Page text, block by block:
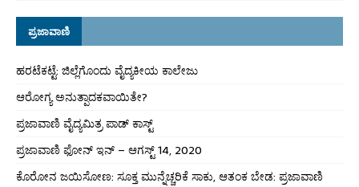
ಪ್ರಜಾವಾಣಿ
ಹರಟೆಕಟ್ಟೆ: ಜಿಲ್ಲೆಗೊಂದು ವೈದ್ಯಕೀಯ ಕಾಲೇಜು
ಆರೋಗ್ಯ ಅನುತ್ಪಾದಕವಾಯಿತೇ?
ಪ್ರಜಾವಾಣಿ ವೈದ್ಯಮಿತ್ರ ಪಾಡ್ ಕಾಸ್ಟ್
ಪ್ರಜಾವಾಣಿ ಫೋನ್ ಇನ್ – ಆಗಸ್ಟ್ 14, 2020
ಕೊರೋನ ಜಯಿಸೋಣ: ಸೂಕ್ತ ಮುನ್ನೆಚ್ಚರಿಕೆ ಸಾಕು, ಆತಂಕ ಬೇಡ: ಪ್ರಜಾವಾಣಿ